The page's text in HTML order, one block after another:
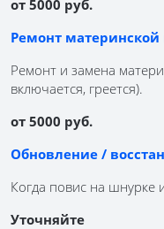
от 5000 руб.
Ремонт материнской
Ремонт и замена
включается, греется).
от 5000 руб.
Обновление /
Когда повис на шнурке
Уточняйте